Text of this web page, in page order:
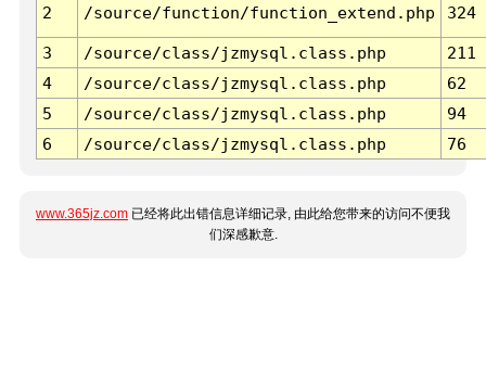
2 /source/function/function_extend.php 324
3 /source/class/jzmysql.class.php
211
4
/source/class/jzmysql.class.php
62
5
/source/class/jzmysql.class.php
94
6
/source/class/jzmysql.class.php 76
www.365jz.com 已经将此出错信息详细记录, 由此给您带来的访问不便我
们深感歉意.